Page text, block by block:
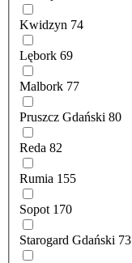
Kwidzyn 74
Lębork 69
Malbork 77
Pruszcz Gdański 80
Reda 82
Rumia 155
Sopot 170
Starogard Gdański 73